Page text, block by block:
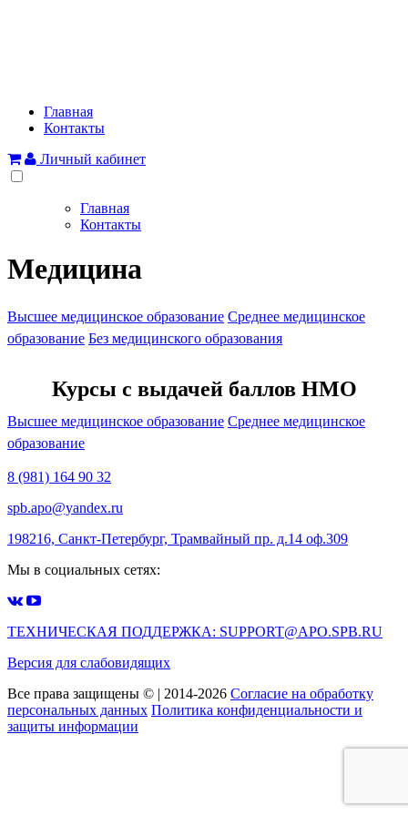
Главная
Контакты
Личный кабинет
Главная
Контакты
Медицина
Высшее медицинское образование Среднее медицинское
образование Без медицинского образования
Курсы с выдачей баллов НМО
Высшее медицинское образование Среднее медицинское
образование
8 (981) 164 90 32
spb.apo@yandex.ru
198216, Санкт-Петербург, Трамвайный пр. д.14 оф.309
Мы в социальных сетях:
ТЕХНИЧЕСКАЯ ПОДДЕРЖКА: SUPPORT@APO.SPB.RU
Версия для слабовидящих
Все права защищены © | 2014-2026 Согласие на обработку
персональных данных Политика конфиденциальности и
защиты информации